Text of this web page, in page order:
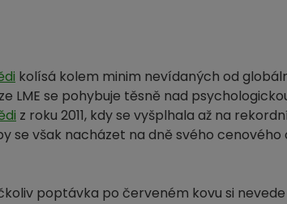
kolísá kolem minim nevídaných od
LME se pohybuje těsně nad
z roku 2011, kdy se vyšplhala až na
se však nacházet na dně svého cenového
poptávka po červeném kovu si